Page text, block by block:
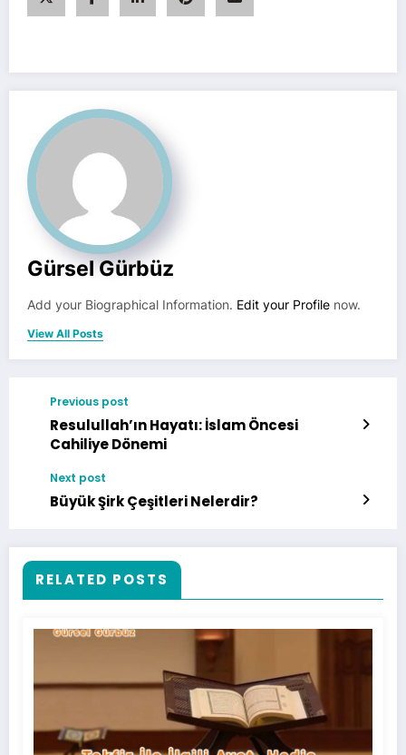
Gürsel Gürbüz
Add your Biographical Information. Edit your Profile now.
View All Posts
Previous post
Resulullah’ın Hayatı: İslam Öncesi
Cahiliye Dönemi
Next post
Büyük Şirk Çeşitleri Nelerdir?
RELATED POSTS